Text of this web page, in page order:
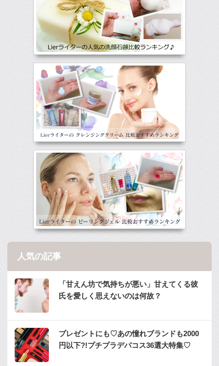
人気の記事
「甘えん坊で気持ちが悪い」甘えてくる彼
氏を愛しく思えないのは何故？
プレゼントにも♡あの憧れブランドも2000
円以下?!プチプラデパコス36選大特集♡